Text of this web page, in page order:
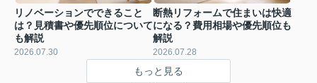
リノベーションでできること
は？見積書や優先順位について
も解説
2026.07.30
断熱リフォームで住まいは快適
になる？費用相場や優先順位も
解説
2026.07.28
もっと見る